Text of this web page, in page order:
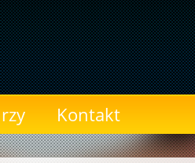
Kontakt